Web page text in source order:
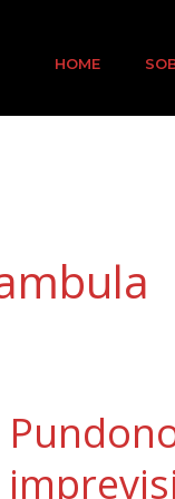
HOME
o
tragedia